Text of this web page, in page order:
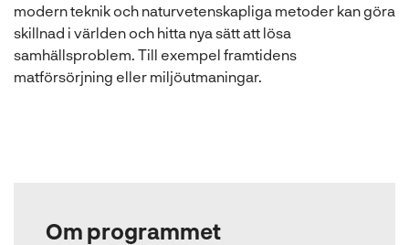
modern teknik och naturvetenskapliga metoder kan göra
skillnad i världen och hitta nya sätt att lösa
samhällsproblem. Till exempel framtidens
matförsörjning eller miljöutmaningar.
Om programmet